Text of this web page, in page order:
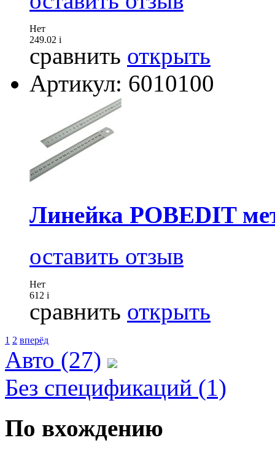
Нет
249.02 i
сравнить открыть
Артикул: 6010100
Линейка POBEDIT
оставить отзыв
Нет
612 i
сравнить открыть
1 2 вперёд
Авто (27)
Без спецификаций (1)
По вхождению